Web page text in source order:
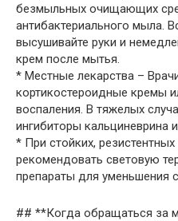
безмыльных очищающих
антибактериального мыла.
высушивайте руки и
крем после мытья.
* Местные лекарства –
кортикостероидные кремы
воспаления. В тяжелых
ингибиторы кальциневрина
* При стойких,
рекомендовать световую
препараты для уменьшения
## **Когда обращаться за